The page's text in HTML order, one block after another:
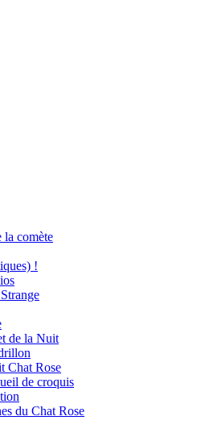
la comète
!
de la Nuit
Chat Rose
de croquis
du Chat Rose